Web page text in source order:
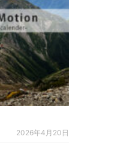
2026年4月20日